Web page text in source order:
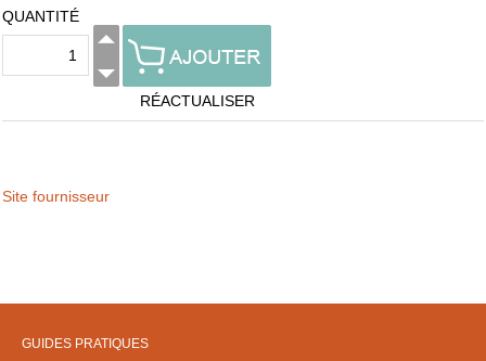
QUANTITÉ
RÉACTUALISER
Site fournisseur
GUIDES PRATIQUES